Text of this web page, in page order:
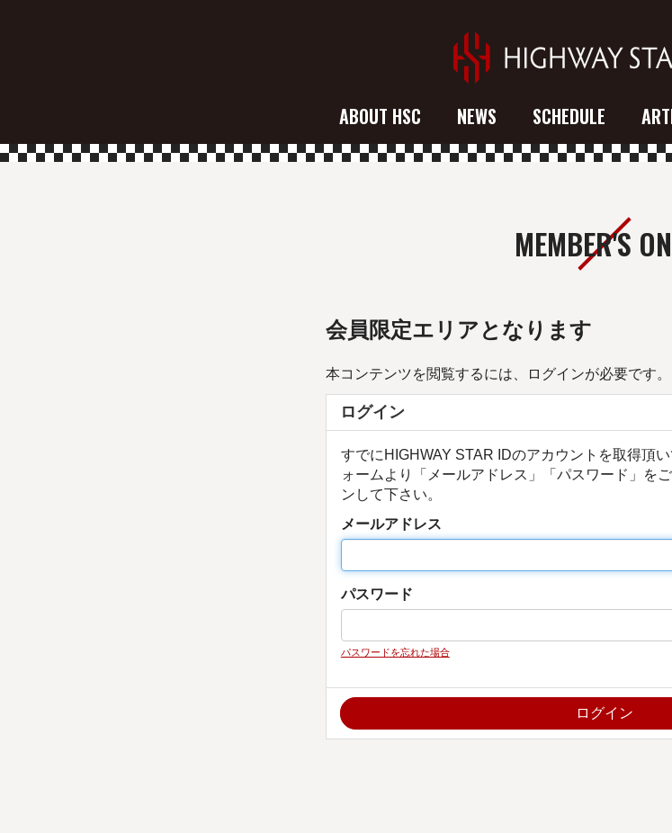
ABOUT HSC NEWS SCHEDULE
MEMBER'S
会員限定エリアとなります
本コンテンツを閲覧するには、ログインが必要です。
ログイン
すでにHIGHWAY STAR IDのアカウントを取得頂
ォームより「メールアドレス」「パスワード」を
ンして下さい。
メールアドレス
パスワード
パスワードを忘れた場合